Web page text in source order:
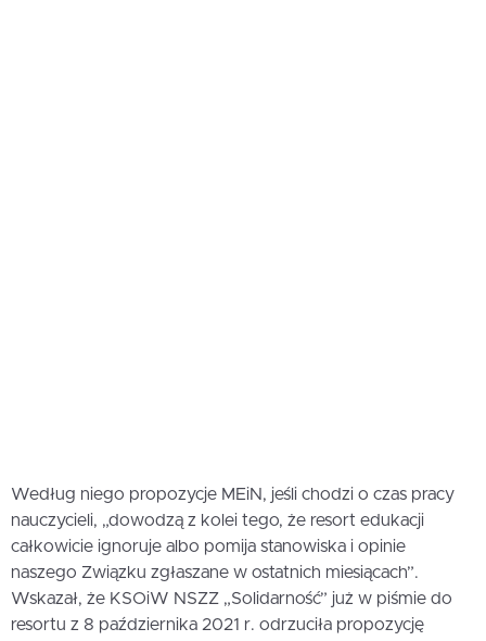
Według niego propozycje MEiN, jeśli chodzi o czas pracy
nauczycieli, „dowodzą z kolei tego, że resort edukacji
całkowicie ignoruje albo pomija stanowiska i opinie
naszego Związku zgłaszane w ostatnich miesiącach”.
Wskazał, że KSOiW NSZZ „Solidarność” już w piśmie do
resortu z 8 października 2021 r. odrzuciła propozycję